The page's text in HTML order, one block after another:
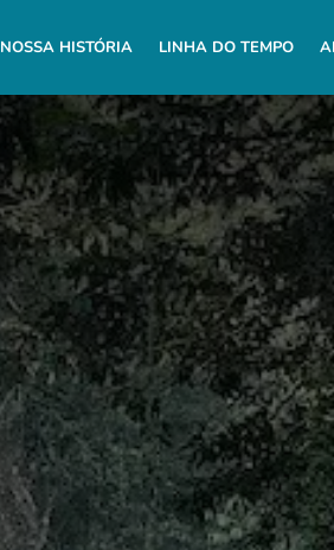
NOSSA HISTÓRIA LINHA DO TEMPO